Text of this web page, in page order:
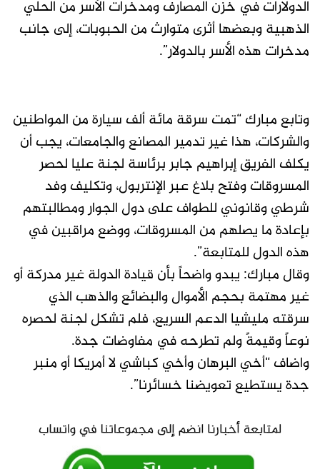
الدولارات في خزن المصارف ومدخرات الأسر من الحلي
الذهبية وبعضها أثرى متوارث من الحبوبات، إلى جانب
مدخرات هذه الأسر بالدولار”.
وتابع مبارك “تمت سرقة مائة ألف سيارة من المواطنين
والشركات، هذا غير تدمير المصانع والجامعات، يجب أن
يكلف الفريق إبراهيم جابر برئاسة لجنة عليا لحصر
المسروقات وفتح بلاغ عبر الإنتربول، وتكليف وفد
شرطي وقانوني للطواف على دول الجوار ومطالبتهم
بإعادة ما يصلهم من المسروقات، ووضع مراقبين في
هذه الدول للمتابعة”.
وقال مبارك: يبدو واضحاً بأن قيادة الدولة غير مدركة أو
غير مهتمة بحجم الأموال والبضائع والذهب الذي
سرقته مليشيا الدعم السريع، فلم تشكل لجنة لحصره
نوعاً وقيمةً ولم تطرحه في مفاوضات جدة.
واضاف “أخي البرهان وأخي كباشي لا أمريكا أو منبر
جدة يستطيع تعويضنا خسائرنا”.